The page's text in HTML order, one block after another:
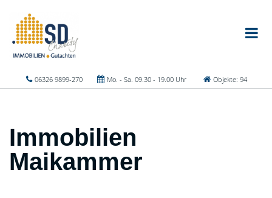
06326 9899-270 Mo. - Sa. 09.30 - 19.00 Uhr Objekte: 94
Immobilien
Maikammer